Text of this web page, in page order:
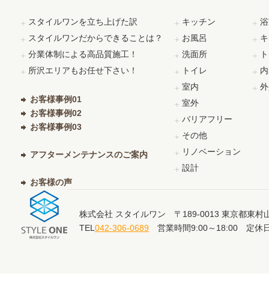
スタイルワンを立ち上げた訳
スタイルワンだからできることは？
分業体制による高品質施工！
所沢エリアもお任せ下さい！
お客様事例01
お客様事例02
お客様事例03
アフターメンテナンスのご案内
お客様の声
キッチン
お風呂
洗面所
トイレ
室内
室外
バリアフリー
その他
リノベーション
設計
株式会社 スタイルワン 〒189-0013 東京都東村
TEL 042-306-0689 営業時間9:00～18:00 定休